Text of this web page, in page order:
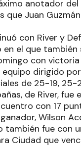
anotador
que Juan
con River y
en el que
con
dirigido
de 25-19, 25-
de River, fue
con 17
Wilson
también fue con
Ciudad que